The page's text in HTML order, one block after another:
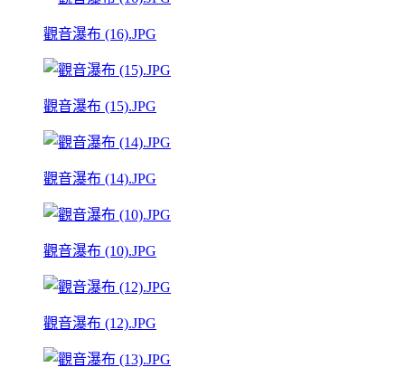
觀音瀑布 (16).JPG
觀音瀑布 (15).JPG
觀音瀑布 (14).JPG
觀音瀑布 (10).JPG
觀音瀑布 (12).JPG